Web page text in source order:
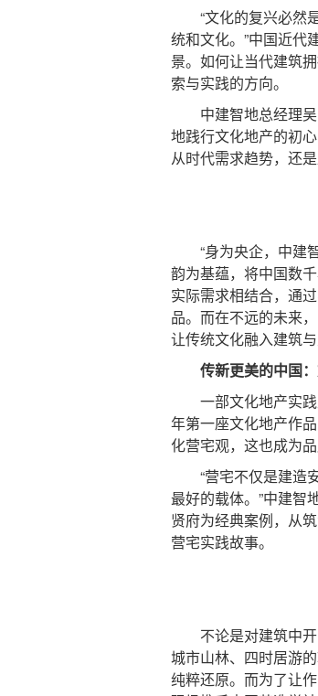
“文化的复兴必然是
统和文化。”中国近代
景。如何让当代建筑
索与实践的方向。
中建智地总经理吴
地践行文化地产的初
从时代需求趋势，还
“身为央企，中建智
韵为基蕴，将中国数
实际需求相结合，通
品。而在不远的未来
让传统文化融入建筑与
传新更美的中国
一部文化地产实践
年第一座文化地产作
化营宅观，这也成为
“营宅不仅是建造安
最好的载体。”中建智
贤府为经典案例，从
营宅实践故事。
不论是对建筑中开
城市山林、四时居游
纯粹还原。而为了让